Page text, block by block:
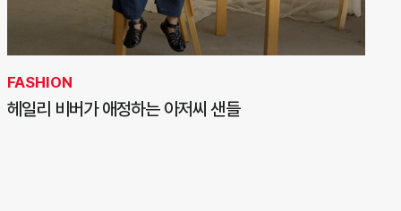
FASHION
헤일리 비버가 애정하는 아저씨 샌들